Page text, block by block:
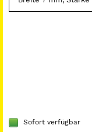
Sofort verfügbar